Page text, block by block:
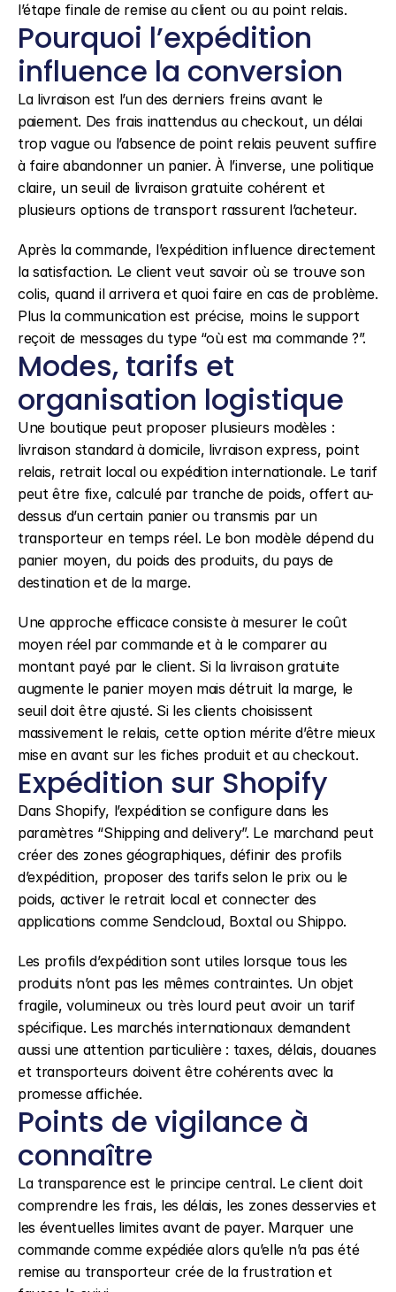
l’étape finale de remise au client ou au point relais.
Pourquoi l’expédition
influence la conversion
La livraison est l’un des derniers freins avant le
paiement. Des frais inattendus au checkout, un délai
trop vague ou l’absence de point relais peuvent suffire
à faire abandonner un panier. À l’inverse, une politique
claire, un seuil de livraison gratuite cohérent et
plusieurs options de transport rassurent l’acheteur.
Après la commande, l’expédition influence directement
la satisfaction. Le client veut savoir où se trouve son
colis, quand il arrivera et quoi faire en cas de problème.
Plus la communication est précise, moins le support
reçoit de messages du type “où est ma commande ?”.
Modes, tarifs et
organisation logistique
Une boutique peut proposer plusieurs modèles :
livraison standard à domicile, livraison express, point
relais, retrait local ou expédition internationale. Le tarif
peut être fixe, calculé par tranche de poids, offert au-
dessus d’un certain panier ou transmis par un
transporteur en temps réel. Le bon modèle dépend du
panier moyen, du poids des produits, du pays de
destination et de la marge.
Une approche efficace consiste à mesurer le coût
moyen réel par commande et à le comparer au
montant payé par le client. Si la livraison gratuite
augmente le panier moyen mais détruit la marge, le
seuil doit être ajusté. Si les clients choisissent
massivement le relais, cette option mérite d’être mieux
mise en avant sur les fiches produit et au checkout.
Expédition sur Shopify
Dans Shopify, l’expédition se configure dans les
paramètres “Shipping and delivery”. Le marchand peut
créer des zones géographiques, définir des profils
d’expédition, proposer des tarifs selon le prix ou le
poids, activer le retrait local et connecter des
applications comme Sendcloud, Boxtal ou Shippo.
Les profils d’expédition sont utiles lorsque tous les
produits n’ont pas les mêmes contraintes. Un objet
fragile, volumineux ou très lourd peut avoir un tarif
spécifique. Les marchés internationaux demandent
aussi une attention particulière : taxes, délais, douanes
et transporteurs doivent être cohérents avec la
promesse affichée.
Points de vigilance à
connaître
La transparence est le principe central. Le client doit
comprendre les frais, les délais, les zones desservies et
les éventuelles limites avant de payer. Marquer une
commande comme expédiée alors qu’elle n’a pas été
remise au transporteur crée de la frustration et